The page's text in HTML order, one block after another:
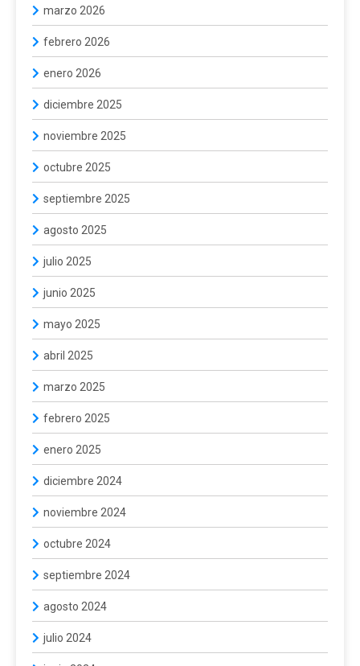
marzo 2026
febrero 2026
enero 2026
diciembre 2025
noviembre 2025
octubre 2025
septiembre 2025
agosto 2025
julio 2025
junio 2025
mayo 2025
abril 2025
marzo 2025
febrero 2025
enero 2025
diciembre 2024
noviembre 2024
octubre 2024
septiembre 2024
agosto 2024
julio 2024